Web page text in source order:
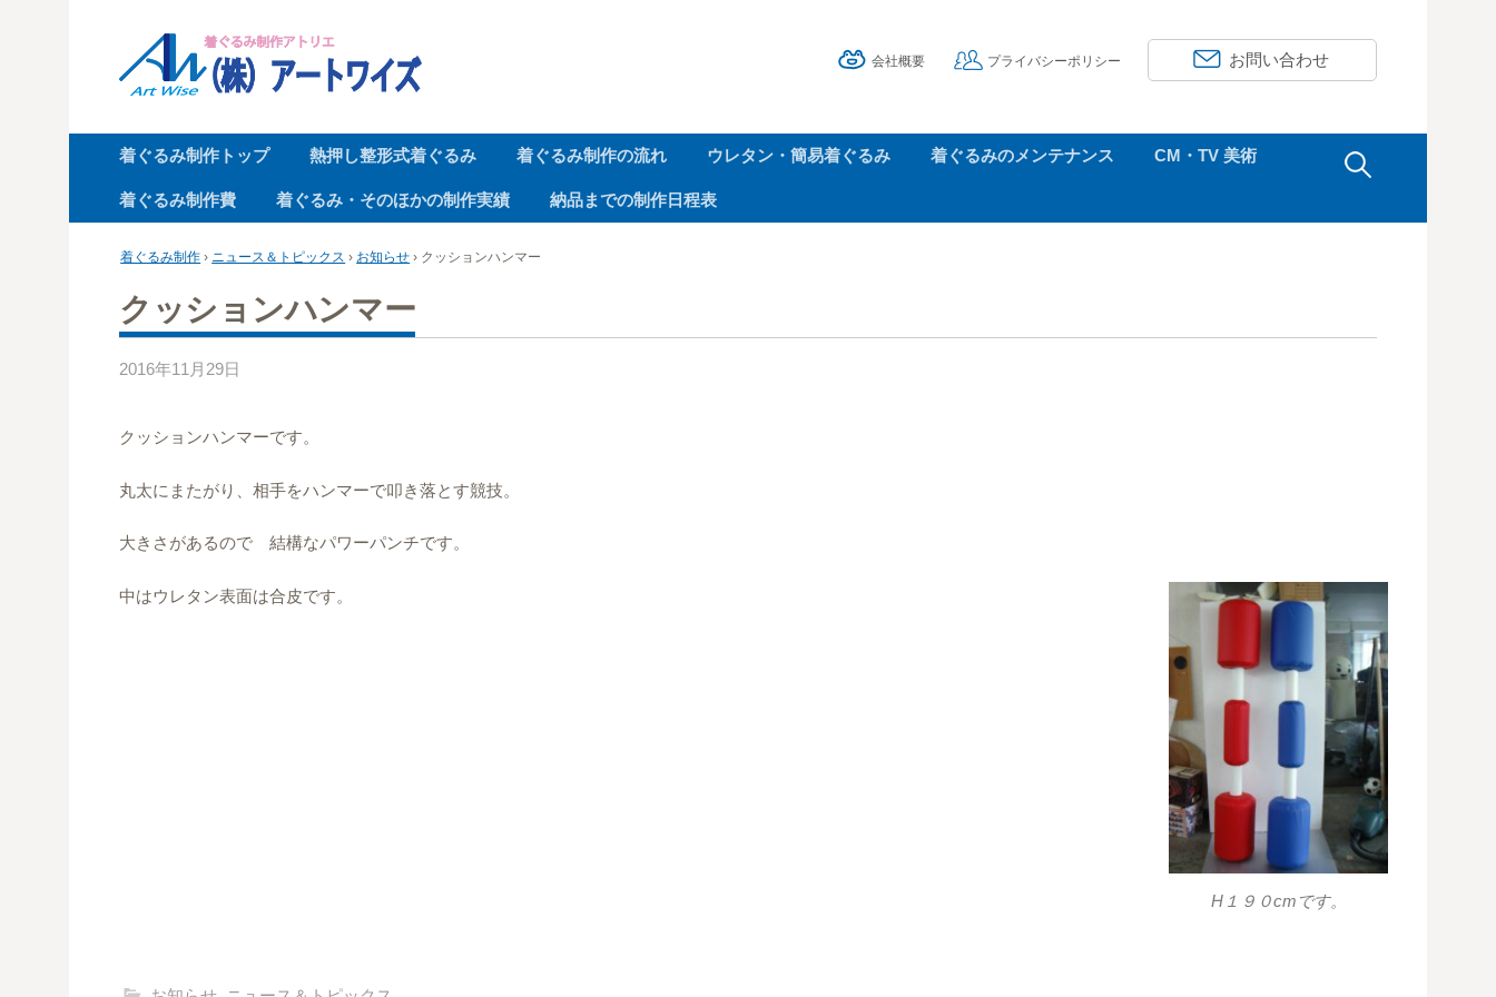
ツ
キ
会社概要 プライバシーポリシー お問い合わせ
着ぐるみ制作トップ 熱押し整形式着ぐるみ 着ぐるみ制作の流れ ウレタン・簡易着ぐるみ 着ぐるみのメンテナンス CM・TV 美術
着ぐるみ制作費 着ぐるみ・そのほかの制作実績 納品までの制作日程表
検
着ぐるみ制作 › ニュース＆トピックス › お知らせ › クッションハンマー
クッションハンマー
2016年11月29日
クッションハンマーです。
丸太にまたがり、相手をハンマーで叩き落とす競技。
大きさがあるので 結構なパワーパンチです。
H１９０cmです。
中はウレタン表面は合皮です。